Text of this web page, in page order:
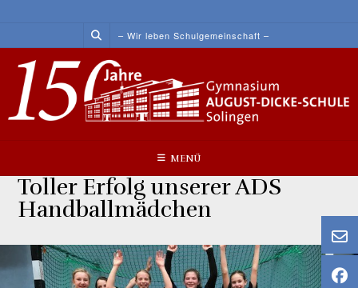
content
– Wir leben Schulgemeinschaft –
MENÜ
Toller Erfolg unserer ADS
Handballmädchen